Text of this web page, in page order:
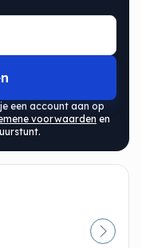
een account aan op
voorwaarden en